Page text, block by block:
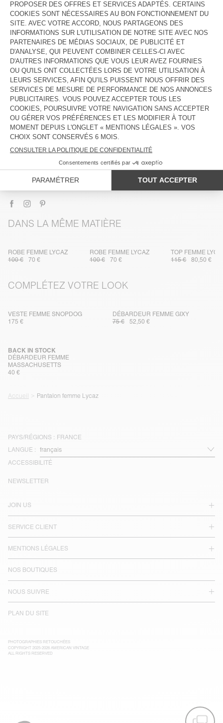
VOIR LE LOOK
DESCRIPTION
TAILLE ET COUPE
COMPOSITION
ENTRETIEN
LIVRAISON ET RETOURS
DANS LA MÊME MATIÈRE
ROBE FEMME LYCAZ
100 €
70 €
ROBE FEMME LYCAZ
100 €
70 €
TOP FEMME
115 €
80,50 €
COMPLÉTEZ VOTRE LOOK
VESTE FEMME SNOPDOG
175 €
DÉBARDEUR FEMME GIXY
75 €
52,50 €
DÉBARDEUR FEMME
MASSACHUSETTS
BACK IN STOCK
40 €
Accueil Pantalon femme Lycaz
PAYS/RÉGIONS : FRANCE
LANGUE :
ACCESSIBILITÉ
JOIN US
SERVICE CLIENT
MENTIONS LÉGALES
NOS BOUTIQUES
NOUS SUIVRE
PLAN DU SITE
NEWSLETTER
PHOTOGRAPHIES RETOUCHÉES
COPYRIGHT 2025-2026 AMERICAN VINTAGE
ALL RIGHTS RESERVED